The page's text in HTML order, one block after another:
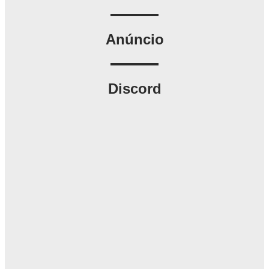
Anúncio
Discord